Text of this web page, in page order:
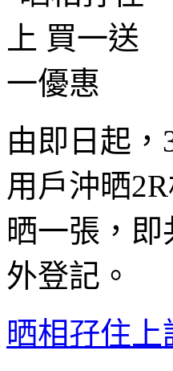
由即日起
用戶沖晒
晒一張，
外登記。
晒相孖住上